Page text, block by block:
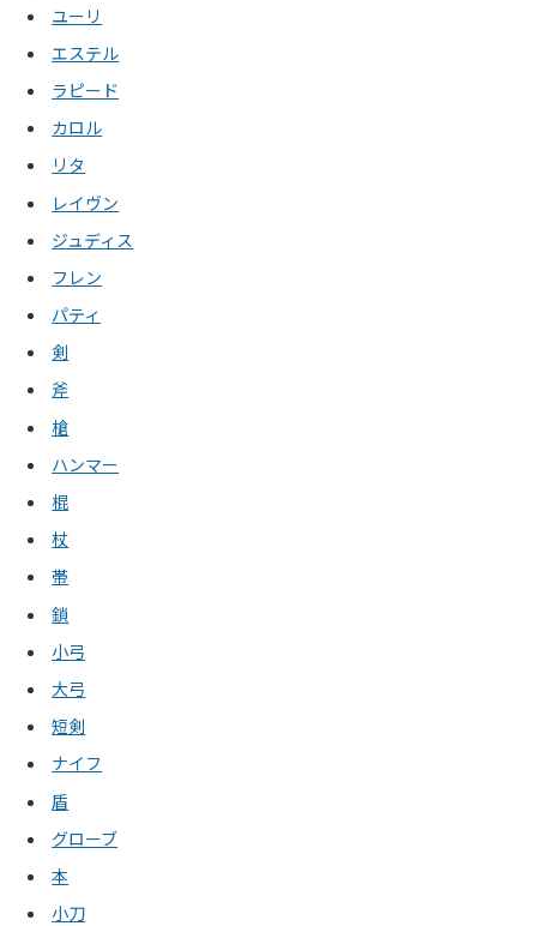
ユーリ
エステル
ラピード
カロル
リタ
レイヴン
ジュディス
フレン
パティ
剣
斧
槍
ハンマー
棍
杖
帯
鎖
小弓
大弓
短剣
ナイフ
盾
グローブ
本
小刀